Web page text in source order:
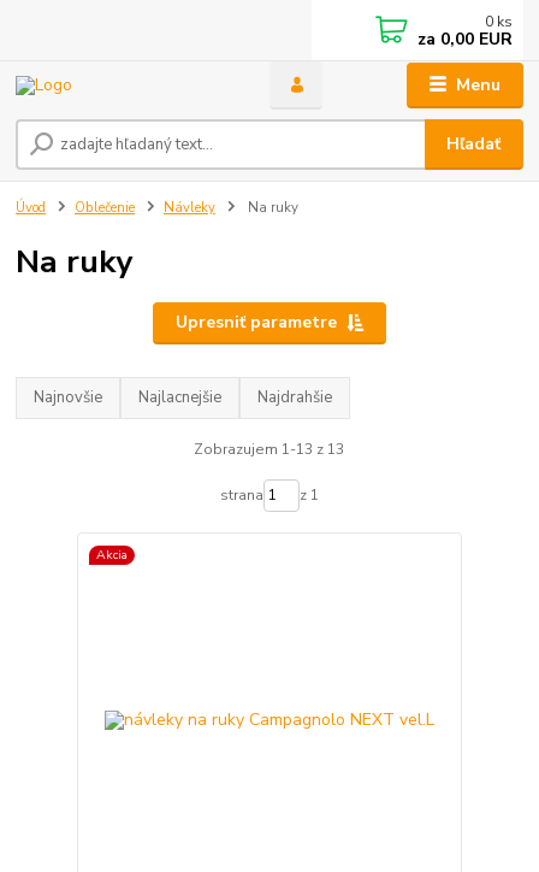
Menu
Hľadať
0 ks
za 0,00 EUR
Úvod Oblečenie Návleky Na ruky
Na ruky
Upresniť parametre
Najnovšie Najlacnejšie Najdrahšie
Zobrazujem 1-13 z 13
strana z 1
Akcia